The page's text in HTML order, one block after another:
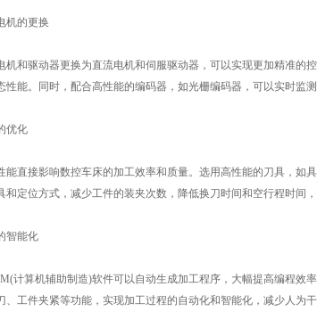
的更换
驱动器更换为直流电机和伺服驱动器，可以实现更加精准的
性能。同时，配合高性能的编码器，如光栅编码器，可以实时监
优化
接影响数控车床的加工效率和质量。选用高性能的刀具，如
和定位方式，减少工件的装夹次数，降低换刀时间和空行程时间，
能化
算机辅助制造)软件可以自动生成加工程序，大幅提高编程效
、工件夹紧等功能，实现加工过程的自动化和智能化，减少人为